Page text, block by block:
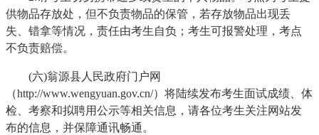
供物品存放处，但不负责物品的保管，若存放物品出现丢
失、错拿等情况，责任由考生自负；考生可报警处理，考点
不负责赔偿。
(六)翁源县人民政府门户网
（http://www.wengyuan.gov.cn/）将陆续发布考生面试成绩、体
检、考察和拟聘用公示等相关信息，请各位考生关注网站发
布的信息，并保障通讯畅通。